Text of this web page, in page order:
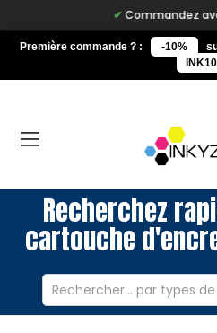
Commandez
Première commande ? : -10%
INK10
Recherchez
cartouche